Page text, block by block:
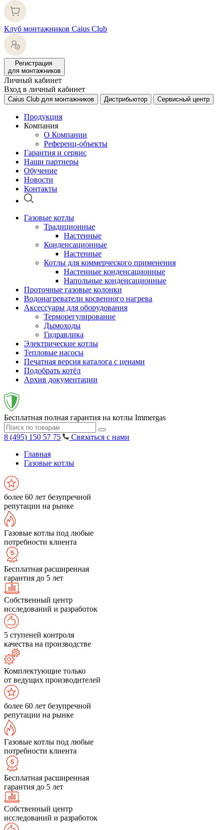
Клуб монтажников Caius Club
Регистрация
для монтажников
Личный кабинет
Вход в личный кабинет
Caius Club для монтажников Дистрибьютор Сервисный центр
Продукция
Компания
О Компании
Референц-объекты
Гарантия и сервис
Наши партнеры
Обучение
Новости
Контакты
Газовые котлы
Традиционные
Настенные
Конденсационные
Настенные
Котлы для коммерческого применения
Настенные конденсационные
Напольные конденсационные
Проточные газовые колонки
Водонагреватели косвенного нагрева
Аксессуары для оборудования
Терморегулирование
Дымоходы
Гидравлика
Электрические котлы
Тепловые насосы
Печатная версия каталога с ценами
Подобрать котёл
Архив документации
Бесплатная полная гарантия на котлы Immergas
8 (495) 150 57 75
Связаться с нами
Главная
Газовые котлы
более 60 лет безупречной
репутации на рынке
Газовые котлы под любые
потребности клиента
Бесплатная расширенная
гарантия до 5 лет
Собственный центр
исследований и разработок
5 ступеней контроля
качества на производстве
Комплектующие только
от ведущих производителей
более 60 лет безупречной
репутации на рынке
Газовые котлы под любые
потребности клиента
Бесплатная расширенная
гарантия до 5 лет
Собственный центр
исследований и разработок